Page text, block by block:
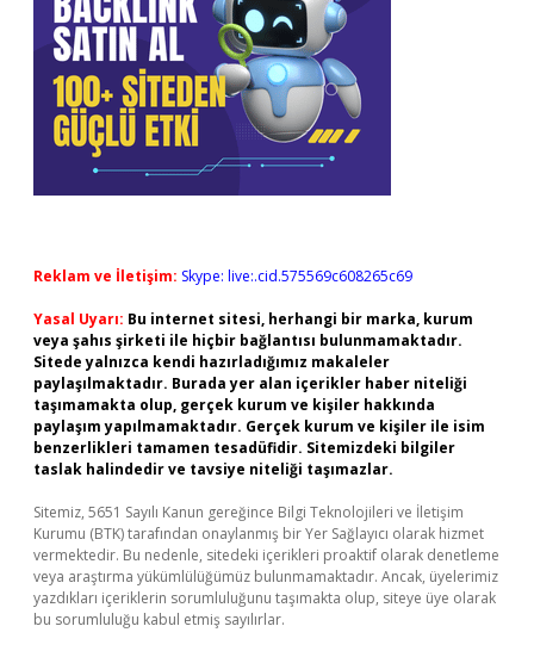
Reklam ve İletişim: Skype: live:.cid.575569c608265c69
Yasal Uyarı: Bu internet sitesi, herhangi bir marka, kurum
veya şahıs şirketi ile hiçbir bağlantısı bulunmamaktadır.
Sitede yalnızca kendi hazırladığımız makaleler
paylaşılmaktadır. Burada yer alan içerikler haber niteliği
taşımamakta olup, gerçek kurum ve kişiler hakkında
paylaşım yapılmamaktadır. Gerçek kurum ve kişiler ile isim
benzerlikleri tamamen tesadüfidir. Sitemizdeki bilgiler
taslak halindedir ve tavsiye niteliği taşımazlar.
Sitemiz, 5651 Sayılı Kanun gereğince Bilgi Teknolojileri ve İletişim
Kurumu (BTK) tarafından onaylanmış bir Yer Sağlayıcı olarak hizmet
vermektedir. Bu nedenle, sitedeki içerikleri proaktif olarak denetleme
veya araştırma yükümlülüğümüz bulunmamaktadır. Ancak, üyelerimiz
yazdıkları içeriklerin sorumluluğunu taşımakta olup, siteye üye olarak
bu sorumluluğu kabul etmiş sayılırlar.